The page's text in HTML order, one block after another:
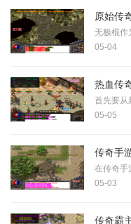
原始传
05-04
热血传
05-05
传奇手
05-03
传奇霸